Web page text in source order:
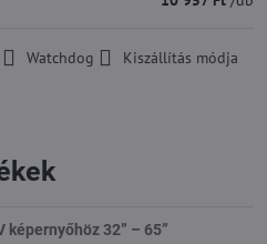
Watchdog
Kiszállítás módja
képernyőhöz 32” – 65”